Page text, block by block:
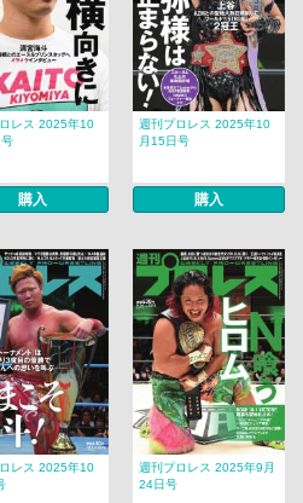
レス 2025年10
購入
週刊プロレス 2025年10
月15日号
購入
レス 2025年10
週刊プロレス 2025年9月
24日号